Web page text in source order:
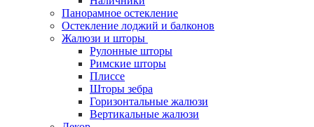
Панорамное остекление
Остекление лоджий и балконов
Жалюзи и шторы
Рулонные шторы
Римские шторы
Плиссе
Шторы зебра
Горизонтальные жалюзи
Вертикальные жалюзи